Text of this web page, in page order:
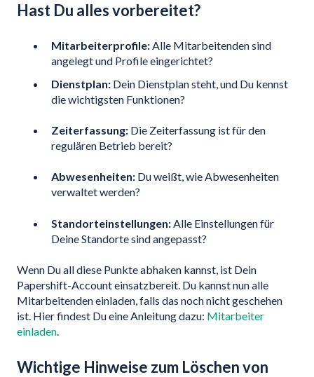
Hast Du alles vorbereitet?
Mitarbeiterprofile: Alle Mitarbeitenden sind
angelegt und Profile eingerichtet?
Dienstplan: Dein Dienstplan steht, und Du kennst
die wichtigsten Funktionen?
Zeiterfassung: Die Zeiterfassung ist für den
regulären Betrieb bereit?
Abwesenheiten: Du weißt, wie Abwesenheiten
verwaltet werden?
Standorteinstellungen:Alle Einstellungen für
Deine Standorte sind angepasst?
Wenn Du all diese Punkte abhaken kannst, ist Dein
Papershift-Account einsatzbereit. Du kannst nun alle
Mitarbeitenden einladen, falls das noch nicht geschehen
ist. Hier findest Du eine Anleitung dazu: Mitarbeiter
einladen.
Wichtige Hinweise zum Löschen von